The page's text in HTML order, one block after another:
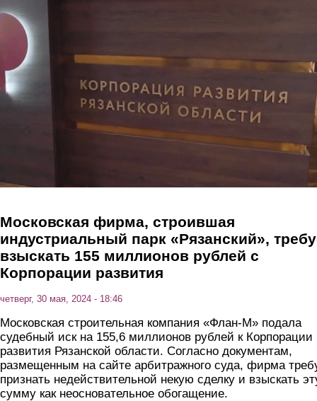
Московская фирма, строившая
индустриальный парк «Рязанский»,
взыскать 155 миллионов рублей с
Корпорации развития
четверг, 30 мая, 2024 - 18:46
Московская строительная компания «Флан-М» подала
судебный иск на 155,6 миллионов рублей к Корпорации
развития Рязанской области. Согласно документам,
размещенным на сайте арбитражного суда, фирма
признать недействительной некую сделку и взыскать
сумму как неосновательное обогащение.